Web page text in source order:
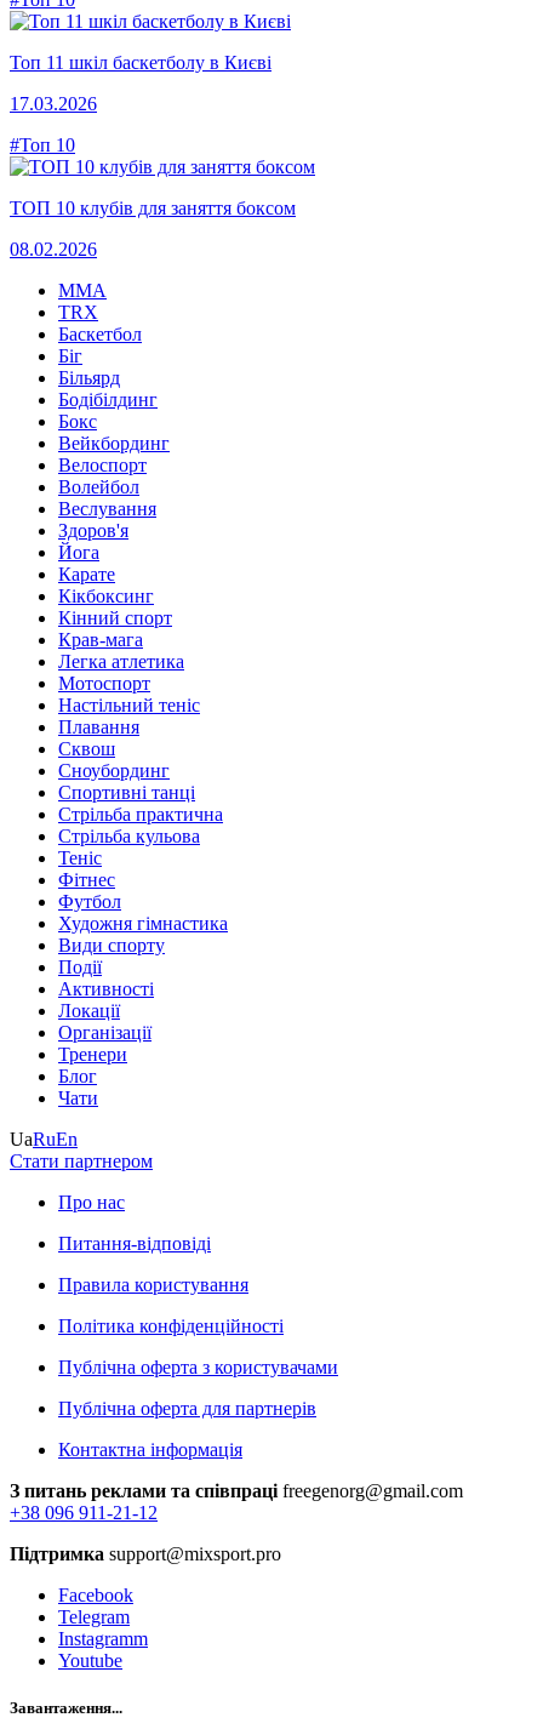
Топ 11 шкіл баскетболу в Києві
17.03.2026
#Топ 10
ТОП 10 клубів для заняття боксом
08.02.2026
MMA
TRX
Баскетбол
Біг
Більярд
Бодібілдинг
Бокс
Вейкбординг
Велоспорт
Волейбол
Веслування
Здоров'я
Йога
Карате
Кікбоксинг
Кінний спорт
Крав-мага
Легка атлетика
Мотоспорт
Настільний теніс
Плавання
Сквош
Сноубординг
Спортивні танці
Стрільба практична
Стрільба кульова
Теніс
Фітнес
Футбол
Художня гімнастика
Види спорту
Події
Активності
Локації
Організації
Тренери
Блог
Чати
UaRuEn
Стати партнером
Про нас
Питання-відповіді
Правила користування
Політика конфіденційності
Публічна оферта з користувачами
Публічна оферта для партнерів
Контактна інформація
З питань реклами та співпраці freegenorg@gmail.com
+38 096 911-21-12
Підтримка support@mixsport.pro
Facebook
Telegram
Instagramm
Youtube
Завантаження...